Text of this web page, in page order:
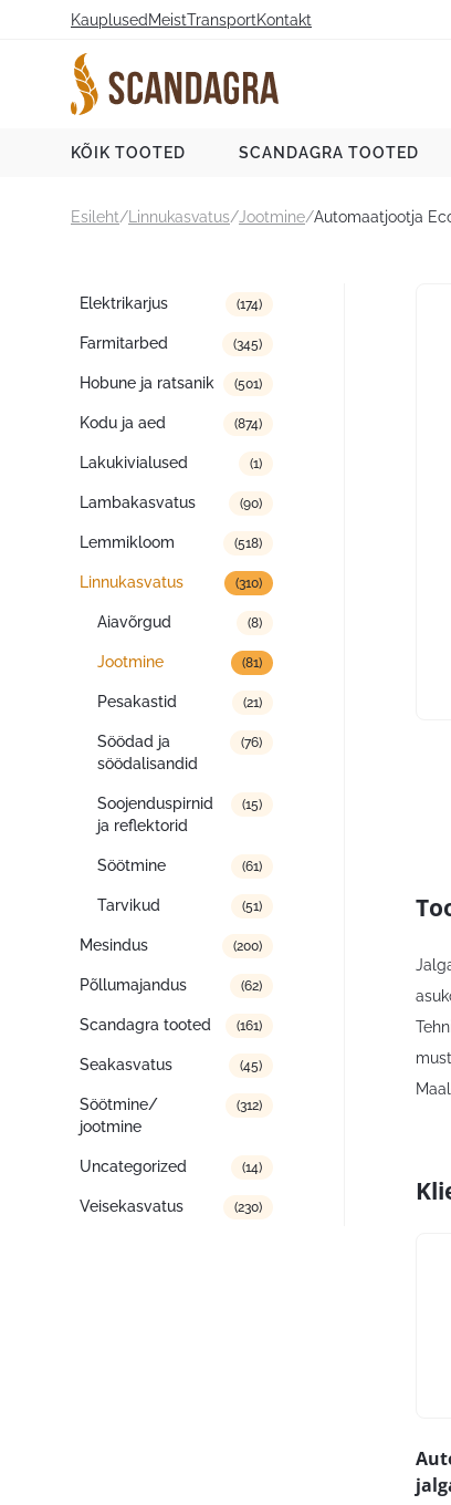
Kauplused MeistTransportKontakt
KÕIK TOOTED SCANDAGRA TOOTED
Esileht/ Linnukasvatus/ Jootmine/Automaatjootja
Tootekategooriad
Elektrikarjus (174)
Farmitarbed (345)
Hobune ja ratsanik (501)
Kodu ja aed (874)
Lakukivialused (1)
Lambakasvatus (90)
Lemmikloom (518)
Linnukasvatus (310)
Aiavõrgud (8)
Jootmine (81)
Pesakastid (21)
Söödad ja
söödalisandid
(76)
Soojenduspirnid
ja reflektorid
(15)
Söötmine (61)
Tarvikud (51)
Mesindus (200)
Põllumajandus (62)
Scandagra tooted (161)
Seakasvatus (45)
Söötmine/
jootmine
(312)
Uncategorized (14)
Veisekasvatus (230)